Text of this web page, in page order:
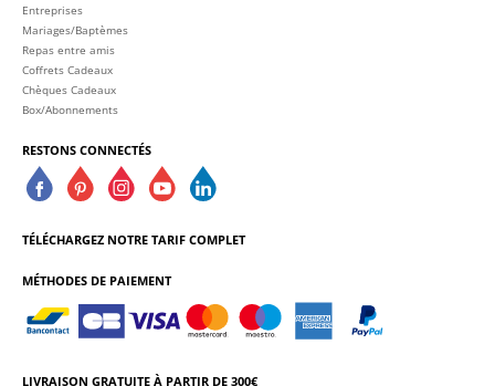
Entreprises
Mariages/Baptèmes
Repas entre amis
Coffrets Cadeaux
Chèques Cadeaux
Box/Abonnements
RESTONS CONNECTÉS
TÉLÉCHARGEZ NOTRE TARIF COMPLET
MÉTHODES DE PAIEMENT
LIVRAISON GRATUITE À PARTIR DE 300€